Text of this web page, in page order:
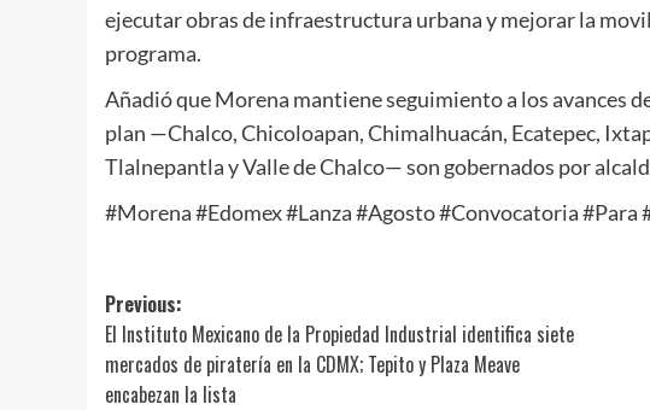
ejecutar obras de infraestructura urbana y mejorar la
programa.
Añadió que Morena mantiene seguimiento a los avances
plan —Chalco, Chicoloapan, Chimalhuacán, Ecatepec,
Tlalnepantla y Valle de Chalco— son gobernados por
#Morena #Edomex #Lanza #Agosto #Convocatoria #Para
Post
navigation
Previous:
El Instituto Mexicano de la Propiedad Industrial identifica siete
mercados de piratería en la CDMX; Tepito y Plaza Meave
encabezan la lista